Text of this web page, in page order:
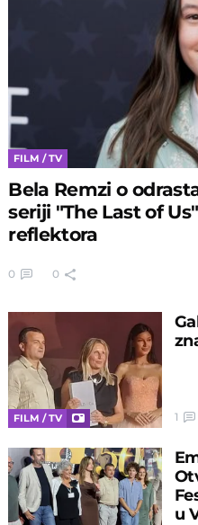
FILM / TV
Bela Remzi o
seriji "The Last of
reflektora
0 0
FILM / TV 1
u